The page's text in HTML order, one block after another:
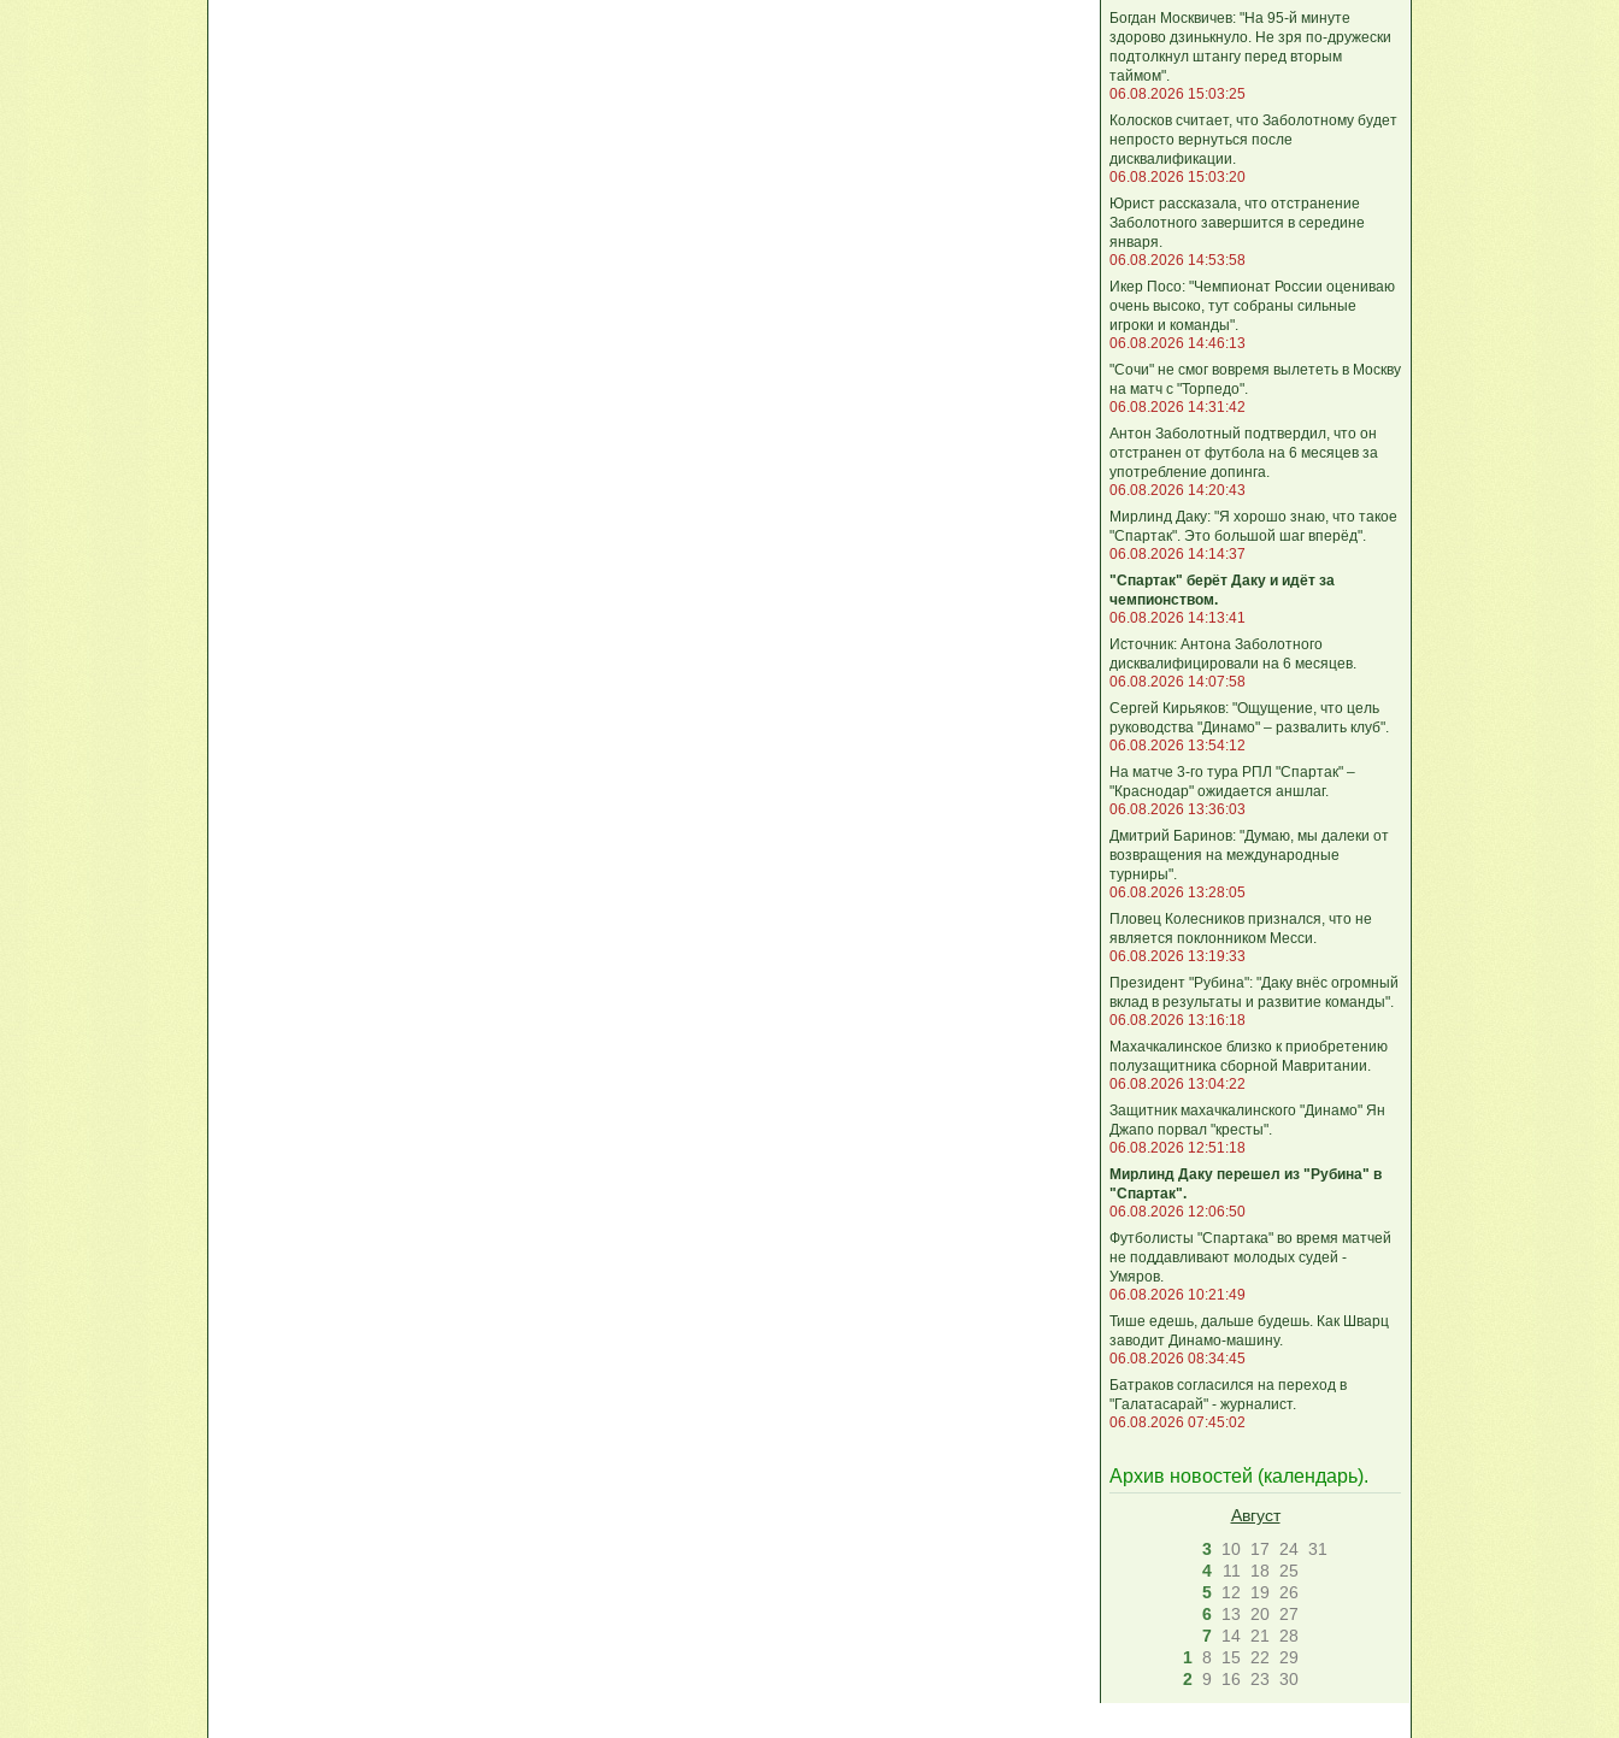
Богдан Москвичев: "На 95‑й минуте
здорово дзинькнуло. Не зря по‑дружески
подтолкнул штангу перед вторым
таймом".
06.08.2026 15:03:25
Колосков считает, что Заболотному будет
непросто вернуться после
дисквалификации.
06.08.2026 15:03:20
Юрист рассказала, что отстранение
Заболотного завершится в середине
января.
06.08.2026 14:53:58
Икер Посо: "Чемпионат России оцениваю
очень высоко, тут собраны сильные
игроки и команды".
06.08.2026 14:46:13
"Сочи" не смог вовремя вылететь в Москву
на матч с "Торпедо".
06.08.2026 14:31:42
Антон Заболотный подтвердил, что он
отстранен от футбола на 6 месяцев за
употребление допинга.
06.08.2026 14:20:43
Мирлинд Даку: "Я хорошо знаю, что такое
"Спартак". Это большой шаг вперёд".
06.08.2026 14:14:37
"Спартак" берёт Даку и идёт за
чемпионством.
06.08.2026 14:13:41
Источник: Антона Заболотного
дисквалифицировали на 6 месяцев.
06.08.2026 14:07:58
Сергей Кирьяков: "Ощущение, что цель
руководства "Динамо" – развалить клуб".
06.08.2026 13:54:12
На матче 3-го тура РПЛ "Спартак" –
"Краснодар" ожидается аншлаг.
06.08.2026 13:36:03
Дмитрий Баринов: "Думаю, мы далеки от
возвращения на международные
турниры".
06.08.2026 13:28:05
Пловец Колесников признался, что не
является поклонником Месси.
06.08.2026 13:19:33
Президент "Рубина": "Даку внёс огромный
вклад в результаты и развитие команды".
06.08.2026 13:16:18
Махачкалинское близко к приобретению
полузащитника сборной Мавритании.
06.08.2026 13:04:22
Защитник махачкалинского "Динамо" Ян
Джапо порвал "кресты".
06.08.2026 12:51:18
Мирлинд Даку перешел из "Рубина" в
"Спартак".
06.08.2026 12:06:50
Футболисты "Спартака" во время матчей
не поддавливают молодых судей -
Умяров.
06.08.2026 10:21:49
Тише едешь, дальше будешь. Как Шварц
заводит Динамо-машину.
06.08.2026 08:34:45
Батраков согласился на переход в
"Галатасарай" - журналист.
06.08.2026 07:45:02
Архив новостей (календарь).
Август
3 10 17 24 31
4
11 18
25
5 12 19
26
6 13 20 27
7 14 21
28
1 8 15 22
29
2 9 16 23 30